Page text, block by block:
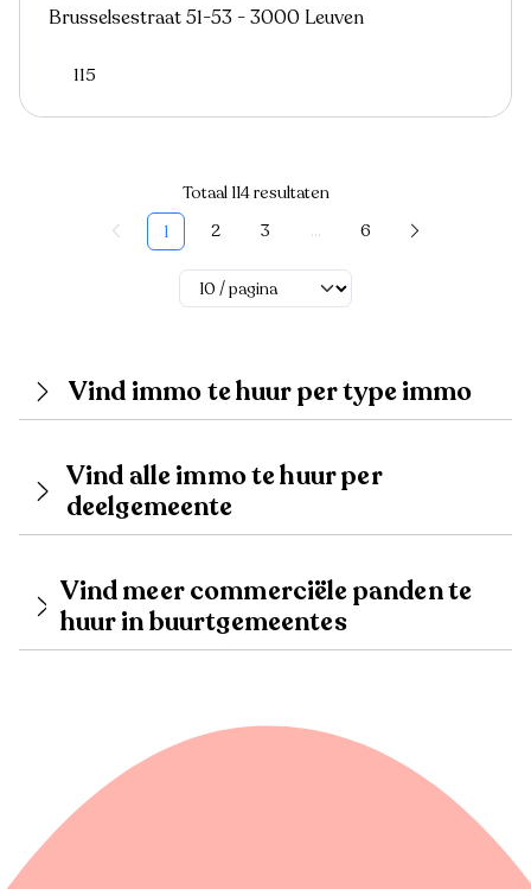
Brusselsestraat 51-53 - 3000 Leuven
115
Totaal 114 resultaten
1
2 3 ... 6
Vind immo te huur per type immo
Vind alle immo te huur per
deelgemeente
Vind meer commerciële panden te
huur in buurtgemeentes